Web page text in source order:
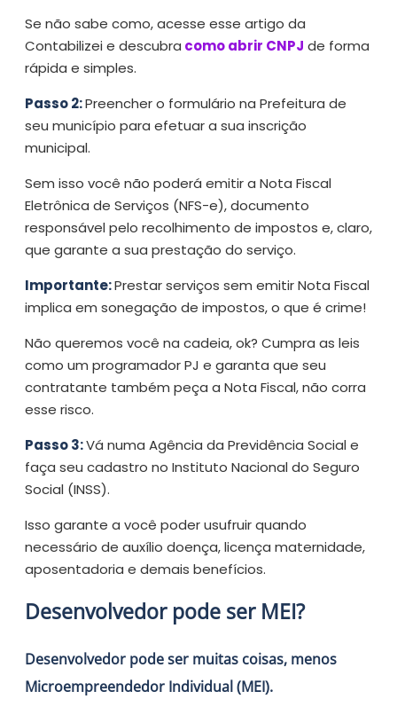
Se não sabe como, acesse esse artigo da
Contabilizei e descubra como abrir CNPJ de forma
rápida e simples.
Passo 2:Preencher o formulário na Prefeitura de
seu município para efetuar a sua inscrição
municipal.
Sem isso você não poderá emitir a Nota Fiscal
Eletrônica de Serviços (NFS-e), documento
responsável pelo recolhimento de impostos e, claro,
que garante a sua prestação do serviço.
Importante:Prestar serviços sem emitir Nota Fiscal
implica em sonegação de impostos, o que é crime!
Não queremos você na cadeia, ok? Cumpra as leis
como um programador PJ e garanta que seu
contratante também peça a Nota Fiscal, não corra
esse risco.
Passo 3:Vá numa Agência da Previdência Social e
faça seu cadastro no Instituto Nacional do Seguro
Social (INSS).
Isso garante a você poder usufruir quando
necessário de auxílio doença, licença maternidade,
aposentadoria e demais benefícios.
Desenvolvedor pode ser MEI?
Desenvolvedor pode ser muitas coisas, menos
Microempreendedor Individual (MEI).